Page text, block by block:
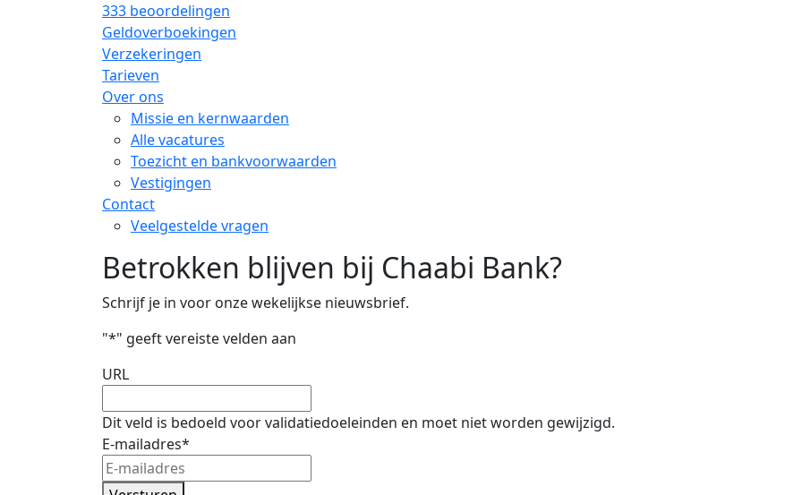
333 beoordelingen
Geldoverboekingen
Verzekeringen
Tarieven
Over ons
Missie en kernwaarden
Alle vacatures
Toezicht en bankvoorwaarden
Vestigingen
Contact
Veelgestelde vragen
Betrokken blijven bij Chaabi Bank?
Schrijf je in voor onze wekelijkse nieuwsbrief.
"*" geeft vereiste velden aan
URL
Dit veld is bedoeld voor validatiedoeleinden en moet niet worden gewijzigd.
E-mailadres*